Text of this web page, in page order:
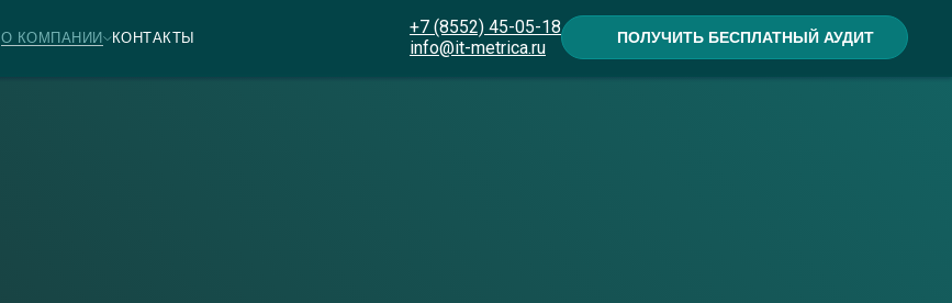
О КОМПАНИИ КОНТАКТЫ
+7 (8552) 45-05-18
info@it-metrica.ru
ПОЛУЧИТЬ БЕСПЛАТНЫЙ АУДИТ